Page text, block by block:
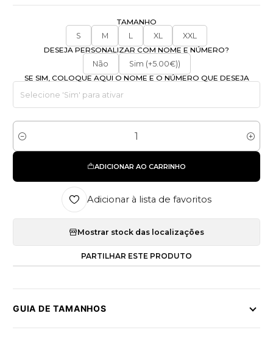
TAMANHO
S
M L XL
XXL
DESEJA PERSONALIZAR COM NOME E NÚMERO?
Não
Sim (+5.00€))
SE SIM, COLOQUE AQUI O NOME E O NÚMERO QUE DESEJA
Quantidade
ADICIONAR AO CARRINHO
Adicionar à lista de favoritos
Mostrar stock das localizações
PARTILHAR ESTE PRODUTO
GUIA DE TAMANHOS